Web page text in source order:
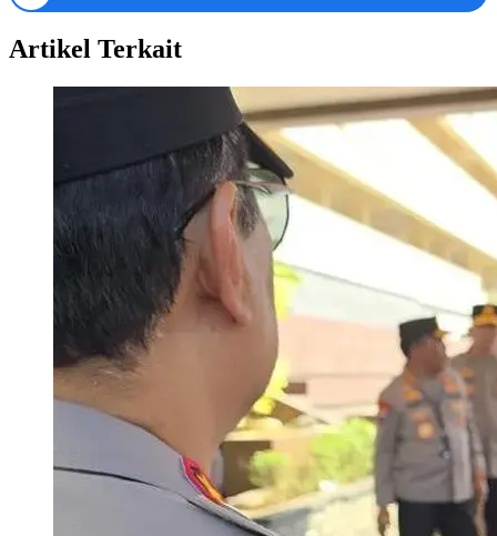
Artikel Terkait